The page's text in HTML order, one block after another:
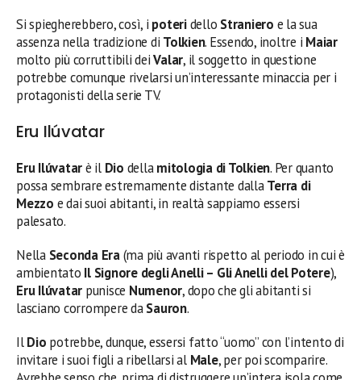
Si spiegherebbero, così, i poteridello Straniero e la sua
assenza nella tradizione di Tolkien. Essendo, inoltre i Maiar
molto più corruttibili deiValar, il soggetto in questione
potrebbe comunque rivelarsi un’interessante minaccia per i
protagonisti della serie TV.
Eru Ilúvatar
Eru Ilúvatarè il Dio dellamitologia di Tolkien. Per quanto
possa sembrare estremamente distante dallaTerra di
Mezzo e dai suoi abitanti, in realtà sappiamo essersi
palesato.
Nella Seconda Era(ma più avanti rispetto al periodo in cui è
ambientato Il Signore degli Anelli – Gli Anelli del Potere),
Eru Ilúvatar punisce Numenor, dopo che gli abitanti si
lasciano corrompere daSauron.
IlDio potrebbe, dunque, essersi fatto “uomo” con l’intento di
invitare i suoi figli a ribellarsi al Male, per poi scomparire.